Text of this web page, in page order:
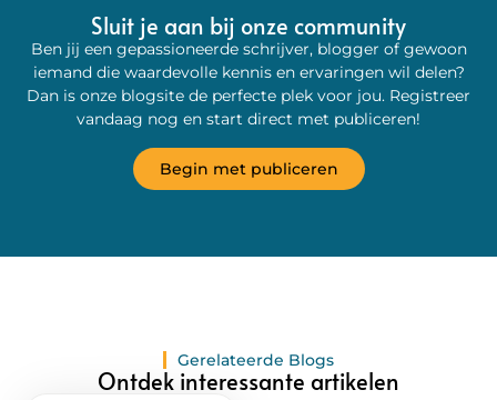
Sluit je aan bij onze community
Ben jij een gepassioneerde schrijver, blogger of gewoon
iemand die waardevolle kennis en ervaringen wil delen?
Dan is onze blogsite de perfecte plek voor jou. Registreer
vandaag nog en start direct met publiceren!
Begin met publiceren
Gerelateerde Blogs
Ontdek interessante artikelen